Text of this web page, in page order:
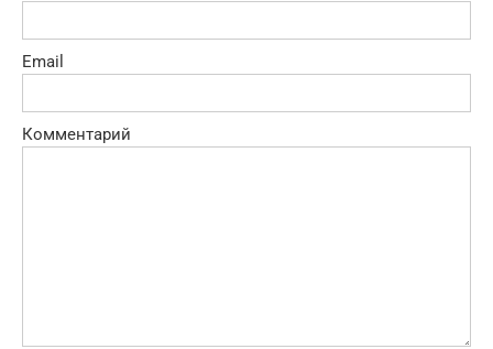
Email
Комментарий